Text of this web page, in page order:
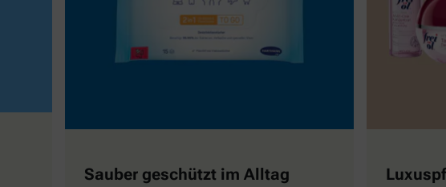
Sauber geschützt im Alltag